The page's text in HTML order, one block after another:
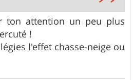
ton attention un peu plus
!
l'effet chasse-neige ou